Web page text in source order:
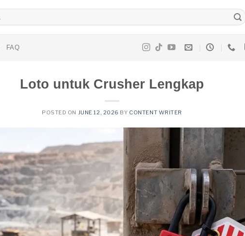
FAQ
Loto untuk Crusher Lengkap
POSTED ON JUNE 12, 2026 BY CONTENT WRITER